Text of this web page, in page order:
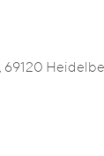
69120